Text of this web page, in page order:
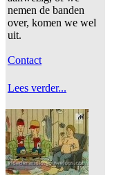
nemen de banden
over, komen we wel
uit.
Contact
Lees verder...